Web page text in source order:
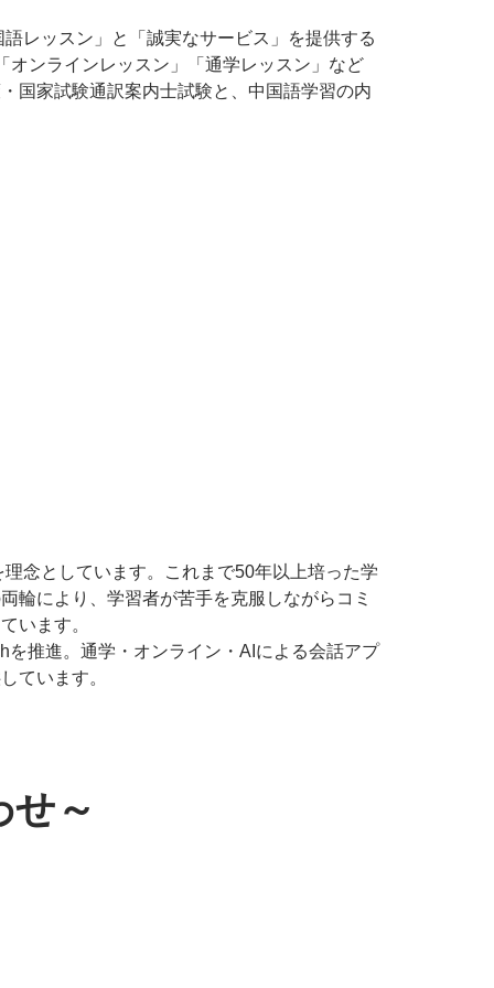
レッスン」と「誠実なサービス」を提供する
オンラインレッスン」「通学レッスン」など
国家試験通訳案内士試験と、中国語学習の内
念としています。これまで50年以上培った学
輪により、学習者が苦手を克服しながらコミ
います。
推進。通学・オンライン・AIによる会話アプ
ています。
せ～